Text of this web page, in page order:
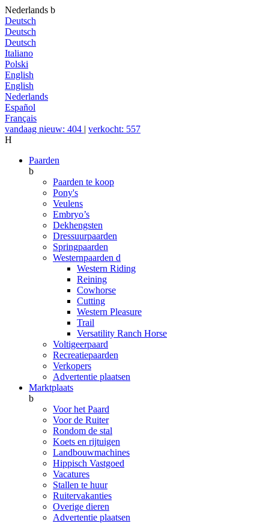
Nederlands b
Deutsch
Deutsch
Deutsch
Italiano
Polski
English
English
Nederlands
Español
Français
vandaag nieuw: 404 | verkocht: 557
H
Paarden
b
Paarden te koop
Pony's
Veulens
Embryo’s
Dekhengsten
Dressuurpaarden
Springpaarden
Westernpaarden d
Western Riding
Reining
Cowhorse
Cutting
Western Pleasure
Trail
Versatility Ranch Horse
Voltigeerpaard
Recreatiepaarden
Verkopers
Advertentie plaatsen
Marktplaats
b
Voor het Paard
Voor de Ruiter
Rondom de stal
Koets en rijtuigen
Landbouwmachines
Hippisch Vastgoed
Vacatures
Stallen te huur
Ruitervakanties
Overige dieren
Advertentie plaatsen